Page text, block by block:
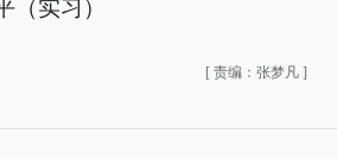
（实习）
[ 责编：张梦凡 ]